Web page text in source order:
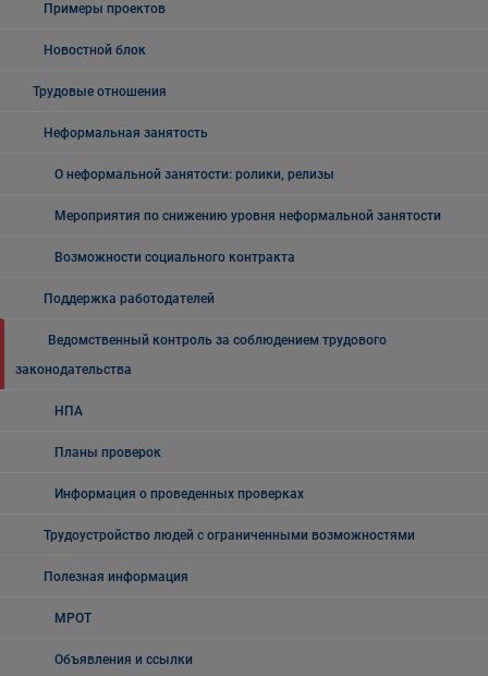
Примеры проектов
Новостной блок
Трудовые отношения
Неформальная занятость
О неформальной занятости: ролики, релизы
Мероприятия по снижению уровня неформальной занятости
Возможности социального контракта
Поддержка работодателей
Ведомственный контроль за соблюдением трудового
законодательства
НПА
Планы проверок
Информация о проведенных проверках
Трудоустройство людей с ограниченными возможностями
Полезная информация
МРОТ
Объявления и ссылки